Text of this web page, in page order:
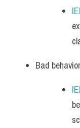
Bad behavior